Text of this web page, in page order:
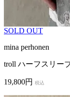
SOLD OUT
mina perhonen
troll ハーフスリー
19,800円 税込